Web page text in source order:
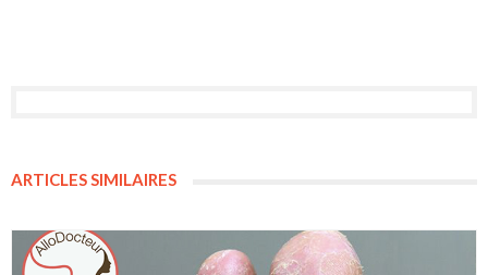
ARTICLES SIMILAIRES